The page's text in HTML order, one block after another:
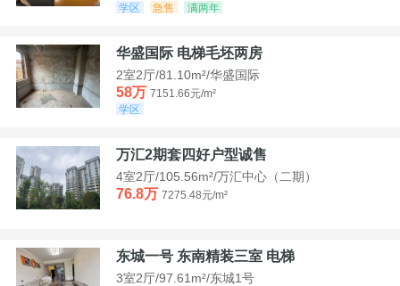
学区
急售 满两年
华盛国际 电梯毛坯两房
2室2厅/81.10m²/华盛国际
58万 7151.66元/m²
学区
万汇2期套四好户型诚售
4室2厅/105.56m²/万汇中心（二期）
76.8万 7275.48元/m²
东城一号 东南精装三室 电梯
3室2厅/97.61m²/东城1号